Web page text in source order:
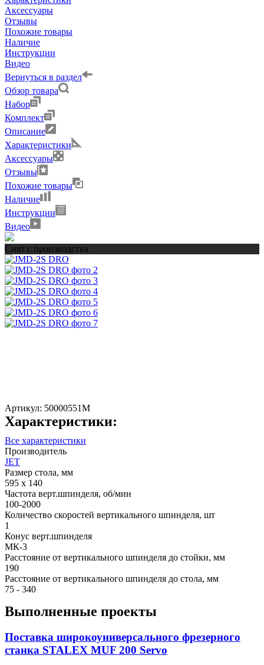
Аксессуары
Отзывы
Похожие товары
Наличие
Инструкции
Видео
Вернуться в раздел
Обзор товара
Набор
Комплект
Описание
Характеристики
Аксессуары
Отзывы
Похожие товары
Наличие
Инструкции
Видео
Снят с производства
Артикул: 50000551M
Характеристики:
Все характеристики
Производитель
JET
Размер стола, мм
595 x 140
Частота верт.шпинделя, об/мин
100-2000
Количество скоростей вертикального шпинделя, шт
1
Конус верт.шпинделя
МК-3
Расстояние от вертикального шпинделя до стойки, мм
190
Расстояние от вертикального шпинделя до стола, мм
75 - 340
Выполненные проекты
Поставка широкоуниверсального фрезерного
станка STALEX MUF 200 Servo